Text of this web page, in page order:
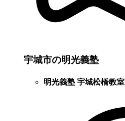
宇城市の明光義塾
明光義塾 宇城松橋教室